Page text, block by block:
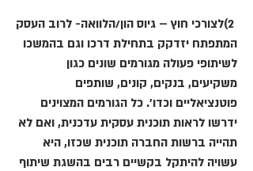
2)לצורכי חוץ – גיוס הון/הלוואה- לרוב העסק
המתפתח יזדקק בתחילת דרכו וגם בהמשכו
לשיתופי פעולה מגורמים שונים כגון
משקיעים, בנקים, קונים, שותפים
פוטנציאליים וכדו'. כל הגורמים המצוינים
ידרשו לראות תוכנית עסקית עדכנית, ואם לא
תהייה ברשות החברה תוכנית שכזו, היא
עשויה להיתקל בקשיים רבים בהשגת שיתוף